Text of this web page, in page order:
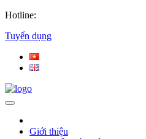
Hotline:
Tuyển dụng
Giới thiệu